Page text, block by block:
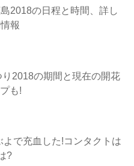
2018の日程と時間、詳し
報
2018の期間と現在の開花
も!
よで充血した!コンタクトは
?